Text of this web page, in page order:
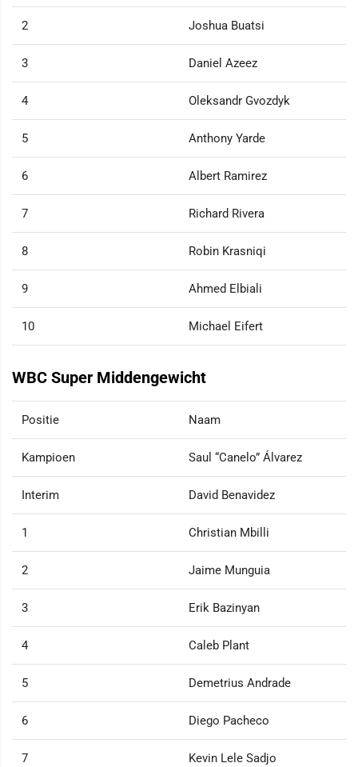
2 Joshua Buatsi
3 Daniel Azeez
4 Oleksandr Gvozdyk
5 Anthony Yarde
6 Albert Ramirez
7 Richard Rivera
8 Robin Krasniqi
9 Ahmed Elbiali
10 Michael Eifert
WBC Super Middengewicht
Positie Naam
Kampioen Saul “Canelo” Álvarez
Interim David Benavidez
1 Christian Mbilli
2 Jaime Munguia
3 Erik Bazinyan
4 Caleb Plant
5 Demetrius Andrade
6 Diego Pacheco
7 Kevin Lele Sadjo